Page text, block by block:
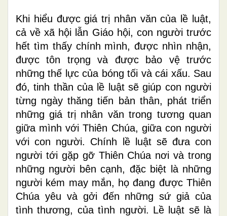
Khi hiểu được giá trị nhân văn của lề luật,
cả về xã hội lẫn Giáo hội, con người trước
hết tìm thấy chính mình, được nhìn nhận,
được tôn trọng và được bảo vệ trước
những thế lực của bóng tối và cái xấu. Sau
đó, tinh thần của lề luật sẽ giúp con người
từng ngày thăng tiến bản thân, phát triển
những giá trị nhân văn trong tương quan
giữa mình với Thiên Chúa, giữa con người
với con người. Chính lề luật sẽ đưa con
người tới gặp gỡ Thiên Chúa nơi và trong
những người bên cạnh, đặc biệt là những
người kém may mắn, họ đang được Thiên
Chúa yêu và gởi đến những sứ giả của
tình thương, của tình người. Lề luật sẽ là